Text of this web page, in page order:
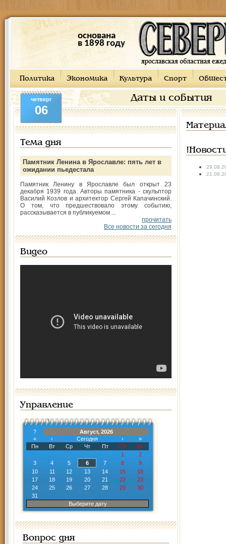
основана
в 1898 году
Политика Экономика Культура Спорт
Даты и события
четверг
06
Тема дня
Памятник Ленина в Ярославле: пять лет в
ожидании пьедестала
Памятник Ленину в Ярославле был открыт 23
декабря 1939 года. Авторы памятника - скульптор
Василий Козлов и архитектор Сергей Капачинский.
О том, что предшествовало этому событию,
рассказывается в публикуемом ...
прочитать
Все новости за сегодня
Видео
Управление
?
Август, 2026
«
‹ Сегодня ›
»
Пн
Вт Ср Чт Пт Сб
Вс
1
2
3
4 5 6 7 8
9
10
11 12 13 14 15
16
17
18 19 20 21 22
23
24
25 26 27 28 29
30
31
Выберите дату
Вопрос дня